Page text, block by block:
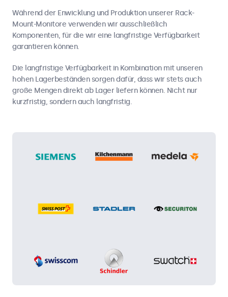
Während der Enwicklung und Produktion unserer Rack-
Mount-Monitore verwenden wir ausschließlich
Komponenten, für die wir eine langfristige Verfügbarkeit
garantieren können.
Die langfristige Verfügbarkeit in Kombination mit unseren
hohen Lagerbeständen sorgen dafür, dass wir stets auch
große Mengen direkt ab Lager liefern können. Nicht nur
kurzfristig, sondern auch langfristig.